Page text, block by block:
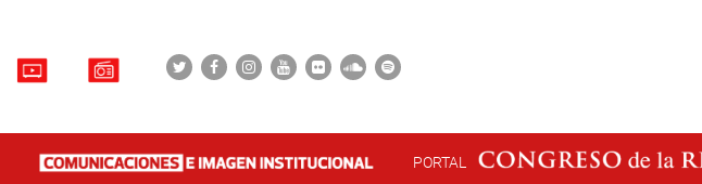
PORTAL